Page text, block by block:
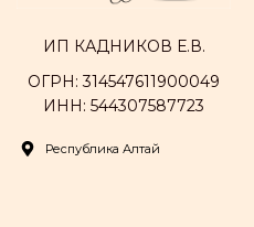
ИП КАДНИКОВ Е.В.
ОГРН: 314547611900049
ИНН: 544307587723
Республика Алтай